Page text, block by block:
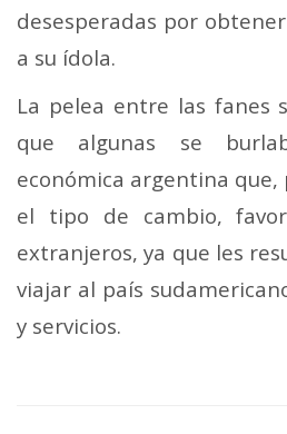
desesperadas por
a su ídola.
La pelea entre las fanes
que algunas se
económica argentina que,
el tipo de cambio,
extranjeros, ya que les
viajar al país
y servicios.